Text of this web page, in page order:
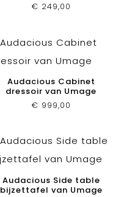
€ 249,00
Audacious Cabinet
dressoir van Umage
€ 999,00
Audacious Side table
bijzettafel van Umage